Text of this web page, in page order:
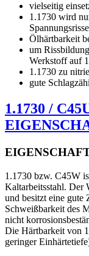
vielseitig
1.1730 wird
Ölhärtbarkeit
um
Werkstoff auf
1.1730 zu
gute
1.1730 /
1.1730 bzw. C45W
Kaltarbeitsstahl. Der
und besitzt eine gute
Schweißbarkeit des
nicht
Die Härtbarkeit von
geringer